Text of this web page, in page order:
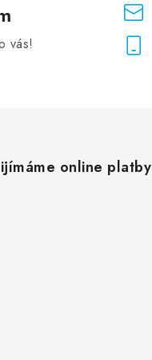
s
vás!
online platby